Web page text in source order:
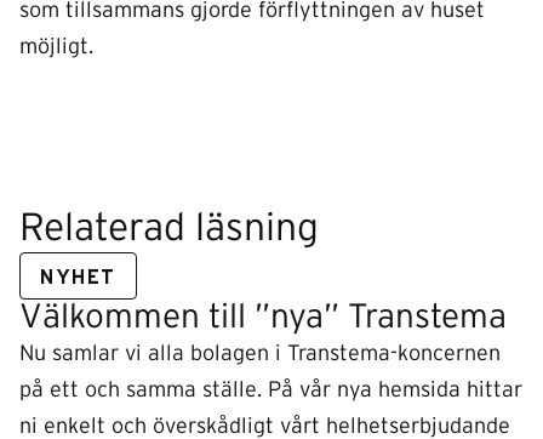
som tillsammans gjorde förflyttningen av huset
möjligt.
Relaterad läsning
NYHET
Välkommen till ”nya” Transtema
Nu samlar vi alla bolagen i Transtema-koncernen
på ett och samma ställe. På vår nya hemsida hittar
ni enkelt och överskådligt vårt helhetserbjudande